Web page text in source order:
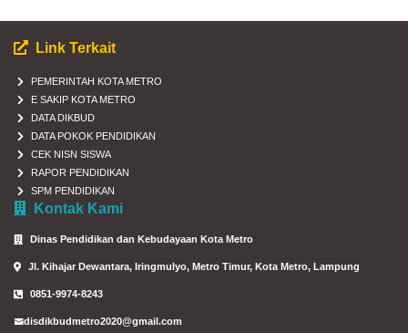
Link Terkait
PEMERINTAH KOTA METRO
E SAKIP KOTA METRO
DATA DIKBUD
DATA POKOK PENDIDIKAN
CEK NISN SISWA
RAPOR PENDIDIKAN
SPM PENDIDIKAN
Kontak Kami
Dinas Pendidikan dan Kebudayaan Kota Metro
Jl. Kihajar Dewantara, Iringmulyo, Metro Timur, Kota Metro, Lampung
0851-9974-8243
disdikbudmetro2020@gmail.com